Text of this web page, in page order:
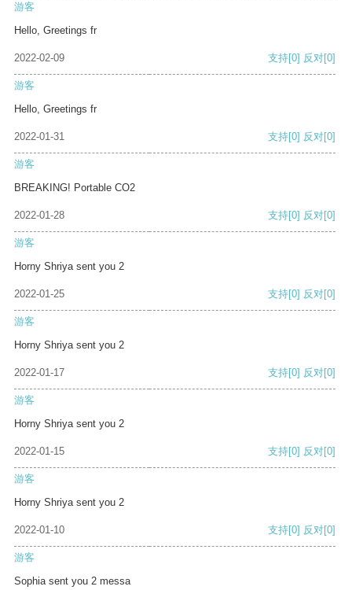
游客
Hello, Greetings fr
2022-02-09 支持[0] 反对[0]
游客
Hello, Greetings fr
2022-01-31 支持[0] 反对[0]
游客
BREAKING! Portable CO2
2022-01-28 支持[0] 反对[0]
游客
Horny Shriya sent you 2
2022-01-25 支持[0] 反对[0]
游客
Horny Shriya sent you 2
2022-01-17 支持[0] 反对[0]
游客
Horny Shriya sent you 2
2022-01-15 支持[0] 反对[0]
游客
Horny Shriya sent you 2
2022-01-10 支持[0] 反对[0]
游客
Sophia sent you 2 messa